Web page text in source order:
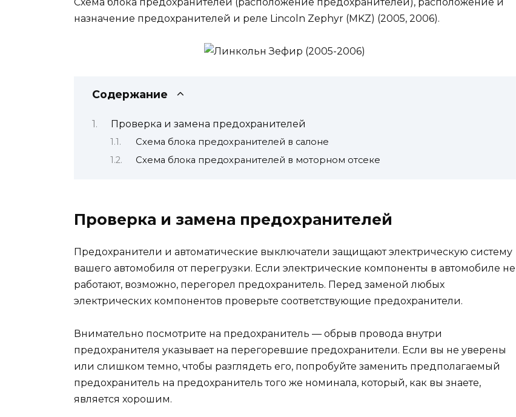
назначение предохранителей и реле Lincoln Zephyr (MKZ) (2005, 2006).
Содержание
Проверка и замена предохранителей
Схема блока предохранителей в салоне
Схема блока предохранителей в моторном отсеке
Проверка и замена предохранителей
Предохранители и автоматические выключатели защищают электрическую систему
вашего автомобиля от перегрузки. Если электрические компоненты в автомобиле не
работают, возможно, перегорел предохранитель. Перед заменой любых
электрических компонентов проверьте соответствующие предохранители.
Внимательно посмотрите на предохранитель — обрыв провода внутри
предохранителя указывает на перегоревшие предохранители. Если вы не уверены
или слишком темно, чтобы разглядеть его, попробуйте заменить предполагаемый
предохранитель на предохранитель того же номинала, который, как вы знаете,
является хорошим.